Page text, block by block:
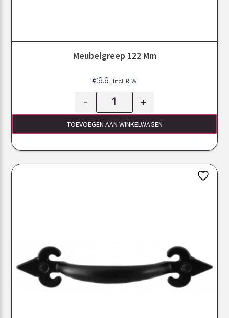
Meubelgreep 122 Mm
€9.91 Incl. BTW
- +
TOEVOEGEN AAN WINKELWAGEN